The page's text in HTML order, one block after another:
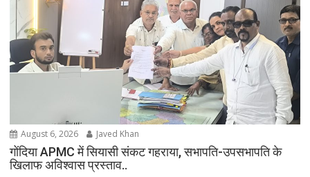
t
i
o
n
August 6, 2026 Javed Khan
गोंदिया APMC में सियासी संकट गहराया, सभापति-उपसभापति के
खिलाफ अविश्वास प्रस्ताव..